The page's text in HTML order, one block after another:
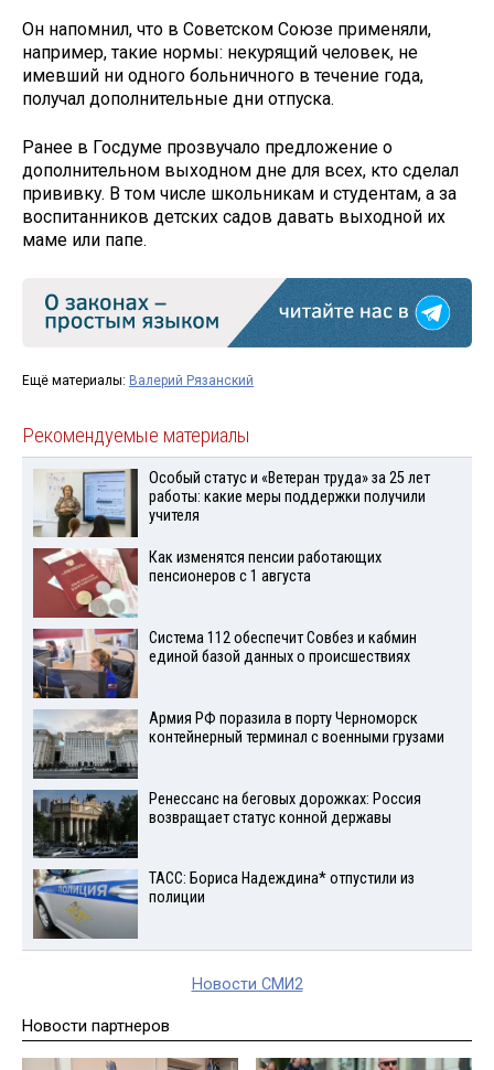
Он напомнил, что в Советском Союзе применяли,
например, такие нормы: некурящий человек, не
имевший ни одного больничного в течение года,
получал дополнительные дни отпуска.
Ранее в Госдуме прозвучало предложение о
дополнительном выходном дне для всех, кто сделал
прививку. В том числе школьникам и студентам, а за
воспитанников детских садов давать выходной их
маме или папе.
Ещё материалы: Валерий Рязанский
Рекомендуемые материалы
Особый статус и «Ветеран труда» за 25 лет
работы: какие меры поддержки получили
учителя
Как изменятся пенсии работающих
пенсионеров с 1 августа
Система 112 обеспечит Совбез и кабмин
единой базой данных о происшествиях
Армия РФ поразила в порту Черноморск
контейнерный терминал с военными грузами
Ренессанс на беговых дорожках: Россия
возвращает статус конной державы
ТАСС: Бориса Надеждина* отпустили из
полиции
Новости СМИ2
Новости партнеров